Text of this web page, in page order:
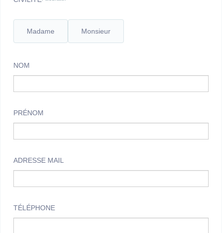
Madame Monsieur
NOM
PRÉNOM
ADRESSE MAIL
TÉLÉPHONE